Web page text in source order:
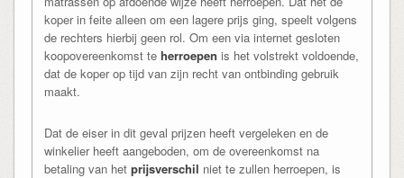
koper in feite alleen om een lagere prijs ging, speelt volgens
de rechters hierbij geen rol. Om een via internet gesloten
koopovereenkomst te herroepen is het volstrekt voldoende,
dat de koper op tijd van zijn recht van ontbinding gebruik
maakt.
Dat de eiser in dit geval prijzen heeft vergeleken en de
winkelier heeft aangeboden, om de overeenkomst na
betaling van het prijsverschil niet te zullen herroepen, is